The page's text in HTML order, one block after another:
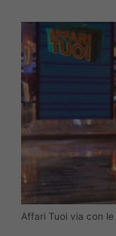
Affari Tuoi via con